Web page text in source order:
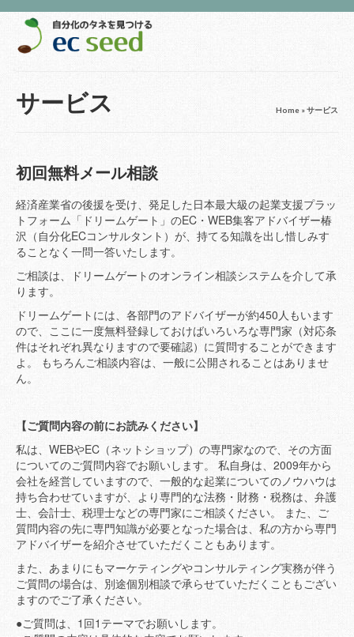
サービス Home »サービス
初回無料メール相談
経済産業省の後援を受け、発足した日本最大級の起業支援プラッ
トフォーム「ドリームゲート」のEC・WEB集客アドバイザー椿
沢（自分化ECコンサルタント）が、持てる知識を出し惜しみす
ることなく一問一答いたします。
ご相談は、ドリームゲートのオンライン相談システムを介して承
ります。
ドリームゲートには、各部門のアドバイザーが約450人もいます
ので、ここに一度無料登録しておけばいろいろな専門家（対応条
件はそれぞれ異なりますので要確認）に質問することができます
よ。 もちろんご相談内容は、一般に公開されることはありませ
ん。
【ご質問内容の前にお読みください】
私は、WEBやEC（ネットショップ）の専門家なので、その方面
についてのご質問内容でお願いします。 私自身は、2009年から
会社を経営していますので、一般的な起業についてのノウハウは
持ち合わせていますが、より専門的な法務・財務・税務は、弁護
士、会計士、税理士などの専門家にご相談ください。 また、ご
質問内容の先に専門知識が必要となった場合は、私の方から専門
アドバイザーを紹介させていただくこともあります。
また、あまりにもマーケティングやコンサルティング実務が伴う
ご質問の場合は、別途個別相談で承らせていただくこともござい
ますのでご了承ください。
●ご質問は、1回1テーマでお願いします。